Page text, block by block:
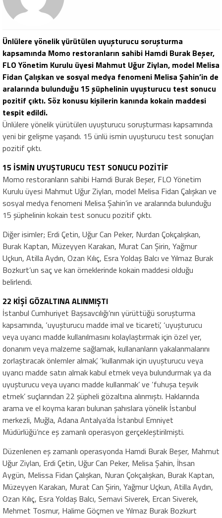
Ünlülere yönelik yürütülen uyuşturucu soruşturma
kapsamında Momo restoranların sahibi Hamdi Burak Beşer,
FLO Yönetim Kurulu üyesi Mahmut Uğur Ziylan, model Melisa
Fidan Çalışkan ve sosyal medya fenomeni Melisa Şahin’in de
aralarında bulunduğu 15 şüphelinin uyuşturucu test sonucu
pozitif çıktı. Söz konusu kişilerin kanında kokain maddesi
tespit edildi.
Ünlülere yönelik yürütülen uyuşturucu soruşturması kapsamında
yeni bir gelişme yaşandı. 15 ünlü ismin uyuşturucu test sonuçları
pozitif çıktı.
15 İSMİN UYUŞTURUCU TEST SONUCU POZİTİF
Momo restoranların sahibi Hamdi Burak Beşer, FLO Yönetim
Kurulu üyesi Mahmut Uğur Ziylan, model Melisa Fidan Çalışkan ve
sosyal medya fenomeni Melisa Şahin’in ve aralarında bulunduğu
15 şüphelinin kokain test sonucu pozitif çıktı.
Diğer isimler; Erdi Çetin, Uğur Can Peker, Nurdan Çokçalışkan,
Burak Kaptan, Müzeyyen Karakan, Murat Can Şirin, Yağmur
Uçkun, Atilla Aydın, Ozan Kılıç, Esra Yoldaş Balcı ve Yılmaz Burak
Bozkurt’un saç ve kan örneklerinde kokain maddesi olduğu
belirlendi.
22 KİŞİ GÖZALTINA ALINMIŞTI
İstanbul Cumhuriyet Başsavcılığı’nın yürüttüğü soruşturma
kapsamında, ‘uyuşturucu madde imal ve ticareti’, ‘uyuşturucu
veya uyarıcı madde kullanılmasını kolaylaştırmak için özel yer,
donanım veya malzeme sağlamak, kullananların yakalanmalarını
zorlaştıracak önlemler almak’, ‘kullanmak için uyuşturucu veya
uyarıcı madde satın almak kabul etmek veya bulundurmak ya da
uyuşturucu veya uyarıcı madde kullanmak’ ve ‘fuhuşa teşvik
etmek’ suçlarından 22 şüpheli gözaltına alınmıştı. Haklarında
arama ve el koyma kararı bulunan şahıslara yönelik İstanbul
merkezli, Muğla, Adana Antalya’da İstanbul Emniyet
Müdürlüğü’nce eş zamanlı operasyon gerçekleştirilmişti.
Düzenlenen eş zamanlı operasyonda Hamdi Burak Beşer, Mahmut
Uğur Ziylan, Erdi Çetin, Uğur Can Peker, Melisa Şahin, İhsan
Aygün, Melissa Fidan Çalışkan, Nuran Çokçalışkan, Burak Kaptan,
Müzeyyen Karakan, Murat Can Şirin, Yağmur Uçkun, Atilla Aydın,
Ozan Kılıç, Esra Yoldaş Balcı, Semavi Siverek, Ercan Siverek,
Mehmet Tosmur, Halime Göçmen ve Yılmaz Burak Bozkurt